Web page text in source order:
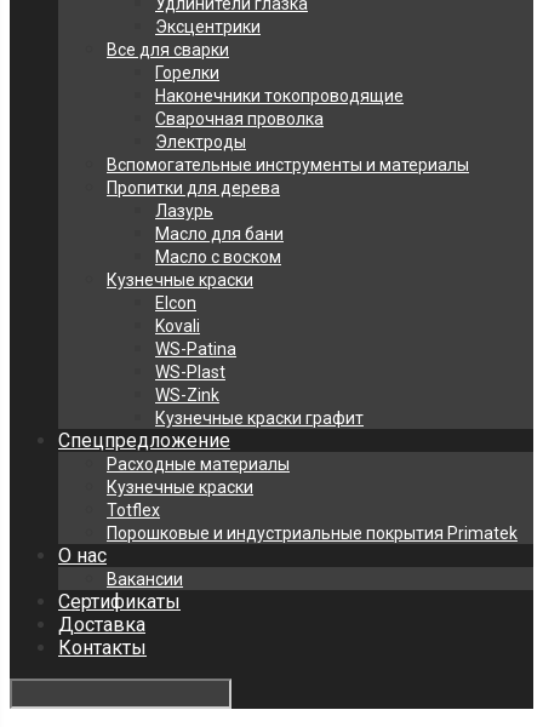
Эксцентрики
Все для сварки
Горелки
Наконечники токопроводящие
Сварочная проволка
Электроды
Вспомогательные инструменты и материалы
Пропитки для дерева
Лазурь
Масло для бани
Масло с воском
Кузнечные краски
Elcon
Kovali
WS-Patina
WS-Plast
WS-Zink
Кузнечные краски графит
Спецпредложение
Расходные материалы
Кузнечные краски
Totflex
Порошковые и индустриальные покрытия Primatek
О нас
Вакансии
Сертификаты
Доставка
Контакты